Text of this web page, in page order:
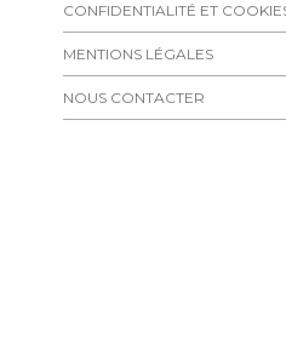
CONFIDENTIALITÉ ET
MENTIONS LÉGALES
NOUS CONTACTER